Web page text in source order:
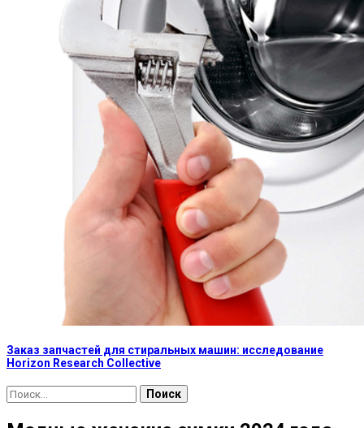
Заказ запчастей для стиральных машин: исследование
Horizon Research Collective
Найти: